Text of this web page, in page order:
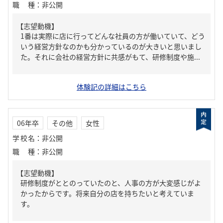
職種 ： 非公開
【志望動機】
1番は実際に店に行ってどんな社員の方が働いていて、どう
いう経営方針なのかも分かっているのが大きいと思いまし
た。それに会社の経営方針に共感がもて、研修制度や施...
体験記の詳細はこちら
06年卒 その他
女性
学校名 ： 非公開
職種 ： 非公開
【志望動機】
研修制度がととのっていたのと、人事の方が大変感じがよ
かったからです。将来自分の店を持ちたいと考えていま
す。